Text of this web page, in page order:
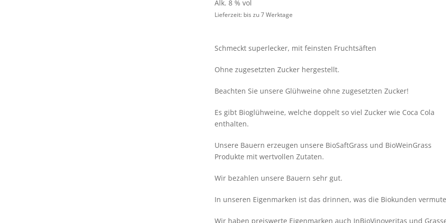
war:
ist:
Alk. 8 % vol
Lieferzeit: bis zu 7 Werktage
Schmeckt superlecker, mit feinsten Fruchtsäften
Ohne zugesetzten Zucker hergestellt.
Beachten Sie unsere Glühweine ohne zugesetzten Zucker!
Es gibt Bioglühweine, welche doppelt so viel Zucker wie Coca Cola
enthalten.
Unsere Bauern erzeugen unsere BioSaftGrass und BioWeinGrass
Produkte mit wertvollen Zutaten.
Wir bezahlen unsere Bauern sehr gut.
In unseren Eigenmarken ist das drinnen, was die Biokunden
Wir haben preiswerte Eigenmarken auch InBioVinoveritas und